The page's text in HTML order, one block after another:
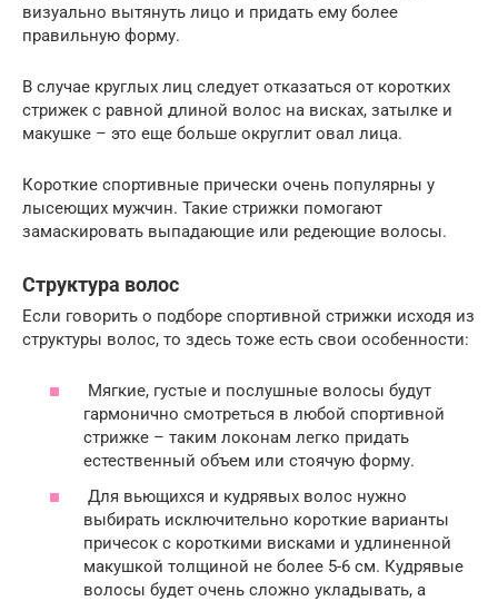
визуально вытянуть лицо и придать ему более
правильную форму.
В случае круглых лиц следует отказаться от коротких
стрижек с равной длиной волос на висках, затылке и
макушке – это еще больше округлит овал лица.
Короткие спортивные прически очень популярны у
лысеющих мужчин. Такие стрижки помогают
замаскировать выпадающие или редеющие волосы.
Структура волос
Если говорить о подборе спортивной стрижки исходя из
структуры волос, то здесь тоже есть свои особенности:
Мягкие, густые и послушные волосы будут
гармонично смотреться в любой спортивной
стрижке – таким локонам легко придать
естественный объем или стоячую форму.
Для вьющихся и кудрявых волос нужно
выбирать исключительно короткие варианты
причесок с короткими висками и удлиненной
макушкой толщиной не более 5-6 см. Кудрявые
волосы будет очень сложно укладывать, а